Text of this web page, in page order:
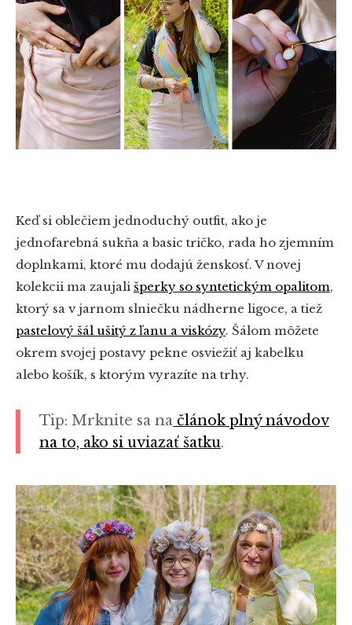
Keď si oblečiem jednoduchý outfit, ako je
jednofarebná sukňa a basic tričko, rada ho zjemním
doplnkami, ktoré mu dodajú ženskosť. V novej
kolekcii ma zaujali šperky so syntetickým opalitom,
ktorý sa v jarnom slniečku nádherne ligoce, a tiež
pastelový šál ušitý z ľanu a viskózy. Šálom môžete
okrem svojej postavy pekne osviežiť aj kabelku
alebo košík, s ktorým vyrazíte na trhy.
Tip: Mrknite sa na článok plný návodov
na to, ako si uviazať šatku.